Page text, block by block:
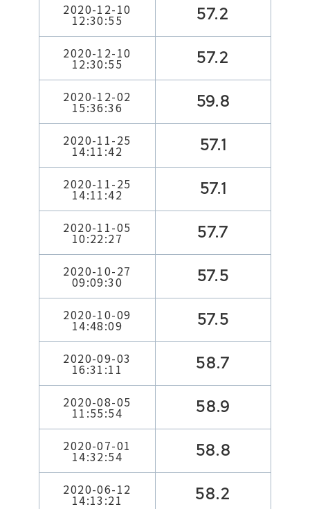
2020-12-10
12:30:55 57.2
2020-12-10
12:30:55 57.2
2020-12-02
15:36:36 59.8
2020-11-25
14:11:42 57.1
2020-11-25
14:11:42 57.1
2020-11-05
10:22:27 57.7
2020-10-27
09:09:30 57.5
2020-10-09
14:48:09 57.5
2020-09-03
16:31:11 58.7
2020-08-05
11:55:54 58.9
2020-07-01
14:32:54 58.8
2020-06-12
14:13:21 58.2